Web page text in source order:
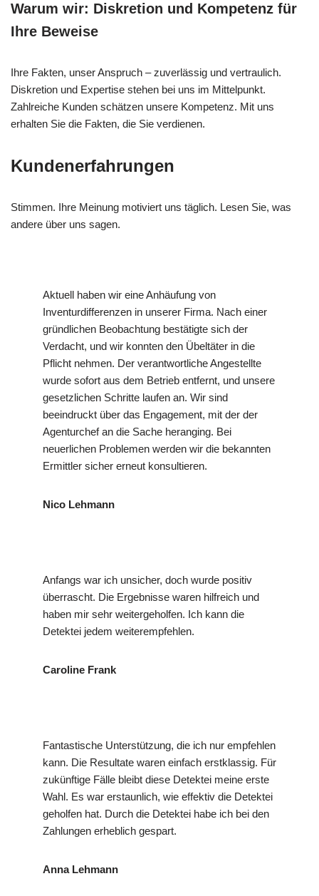
Warum wir: Diskretion und Kompetenz für
Ihre Beweise
Ihre Fakten, unser Anspruch – zuverlässig und vertraulich.
Diskretion und Expertise stehen bei uns im Mittelpunkt.
Zahlreiche Kunden schätzen unsere Kompetenz. Mit uns
erhalten Sie die Fakten, die Sie verdienen.
Kundenerfahrungen
Stimmen. Ihre Meinung motiviert uns täglich. Lesen Sie, was
andere über uns sagen.
Aktuell haben wir eine Anhäufung von
Inventurdifferenzen in unserer Firma. Nach einer
gründlichen Beobachtung bestätigte sich der
Verdacht, und wir konnten den Übeltäter in die
Pflicht nehmen. Der verantwortliche Angestellte
wurde sofort aus dem Betrieb entfernt, und unsere
gesetzlichen Schritte laufen an. Wir sind
beeindruckt über das Engagement, mit der der
Agenturchef an die Sache heranging. Bei
neuerlichen Problemen werden wir die bekannten
Ermittler sicher erneut konsultieren.
Nico Lehmann
Anfangs war ich unsicher, doch wurde positiv
überrascht. Die Ergebnisse waren hilfreich und
haben mir sehr weitergeholfen. Ich kann die
Detektei jedem weiterempfehlen.
Caroline Frank
Fantastische Unterstützung, die ich nur empfehlen
kann. Die Resultate waren einfach erstklassig. Für
zukünftige Fälle bleibt diese Detektei meine erste
Wahl. Es war erstaunlich, wie effektiv die Detektei
geholfen hat. Durch die Detektei habe ich bei den
Zahlungen erheblich gespart.
Anna Lehmann